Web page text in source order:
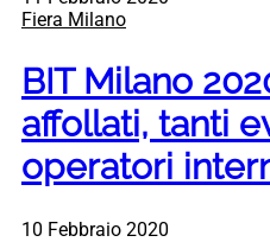
Fiera Milano
BIT Milano
affollati, tanti
operatori
10 Febbraio 2020